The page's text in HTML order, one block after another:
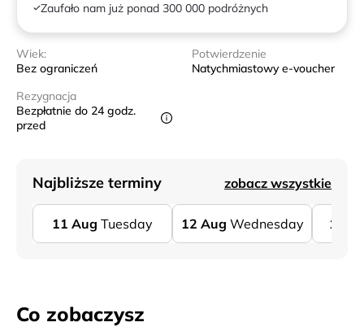
Zaufało nam już ponad 300 000 podróżnych
Wiek:
Bez ograniczeń
Potwierdzenie
Natychmiastowy e-voucher
Rezygnacja
Bezpłatnie do 24 godz.
przed
Najbliższe terminy zobacz wszystkie
11 Aug Tuesday 12 Aug Wednesday 13
Co zobaczysz